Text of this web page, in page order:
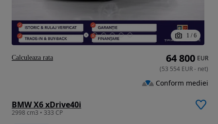
1 / 6
BMW X6 xDrive40i
2998 cm3 • 333 CP
64 800 EUR
(53 554 EUR- net)
Conform mediei
Calculeaza rata